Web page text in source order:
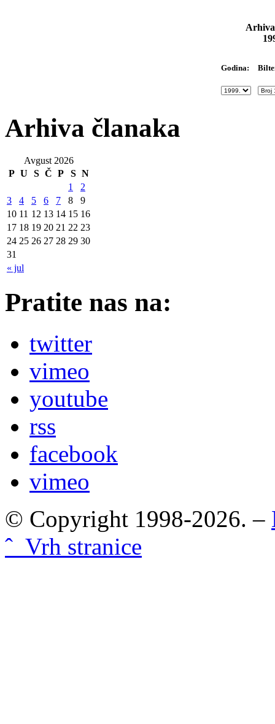
Godina:
Arhiva članaka
Avgust 2026
P U S Č P S N
« jul
1
2
3
4 5 6 7 8
9
10 11 12 13 14 15 16
17 18 19 20 21 22 23
24 25 26 27 28 29 30
31
Pratite nas na:
twitter
vimeo
youtube
rss
facebook
vimeo
© Copyright 1998-2026. –
ˆ Vrh stranice